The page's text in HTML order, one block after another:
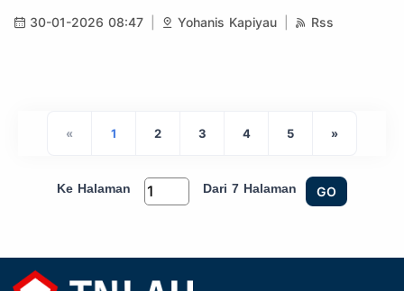
30-01-2026 08:47 Yohanis Kapiyau Rss
« 1 2 3 4 5 »
Ke Halaman Dari 7 Halaman GO